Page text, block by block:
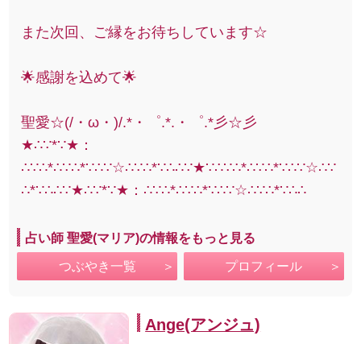
また次回、ご縁をお待ちしています☆
🌟感謝を込めて🌟
聖愛☆(/・ω・)/.*・゜.*.・゜.*彡☆彡
★∴∵*∵★：
∴∵∴*∴∵∴*∵∴∵☆∴∵∴*∵∴∴∵★∵∴∵∴*∴∵∴*∵∴∵☆∴∵
∴*∵∴∴∵★∴∵*∵★：∴∵∴*∴∵∴*∵∴∵☆∴∵∴*∵∴∴
占い師 聖愛(マリア)の情報をもっと見る
つぶやき一覧 プロフィール
Ange(アンジュ)